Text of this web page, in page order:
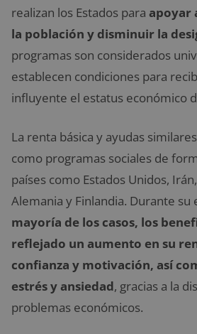
realizan los Estados para apoyar
la población y disminuir la
programas son considerados
establecen condiciones para
influyente el estatus económico
La renta básica y ayudas
como programas sociales de
países como Estados Unidos,
Alemania y Finlandia. Durante su
mayoría de los casos, los
reflejado un aumento en su
confianza y motivación, así
estrés y ansiedad, gracias a la
problemas económicos.